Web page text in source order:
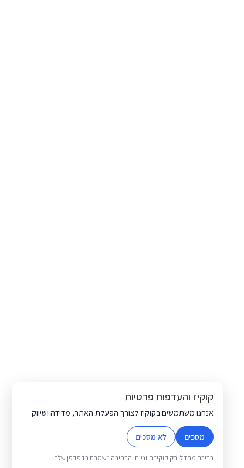
קוקיז והעדפות פרטיות
אנחנו משתמשים בקוקיז לצורך הפעלת האתר, מדידה ושיווק.
מסכים לא מסכים
ברירת מחדל: רק קוקיז חיוניים. הבחירה נשמרת בדפדפן שלך.